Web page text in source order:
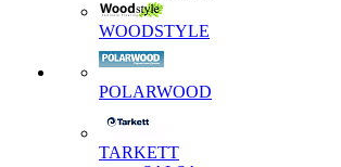
WOODSTYLE
POLARWOOD
TARKETT